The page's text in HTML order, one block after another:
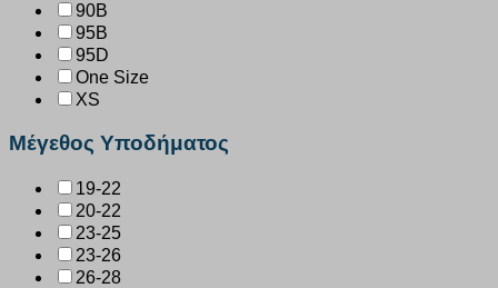
90B
95B
95D
One Size
XS
Μέγεθος Υποδήματος
19-22
20-22
23-25
23-26
26-28